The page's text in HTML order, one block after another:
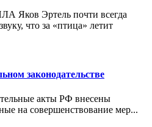
Яков Эртель почти всегда
что за «птица» летит
законодательстве
акты РФ внесены
на совершенствование мер...